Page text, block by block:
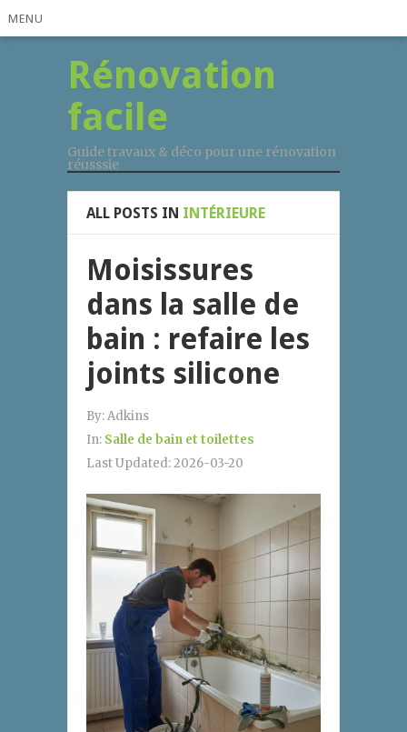
MENU
Rénovation
facile
Guide travaux & déco pour une rénovation
réusssie
ALL POSTS IN INTÉRIEURE
Moisissures
dans la salle de
bain : refaire les
joints silicone
By:Adkins
In: Salle de bain et toilettes
Last Updated:2026-03-20